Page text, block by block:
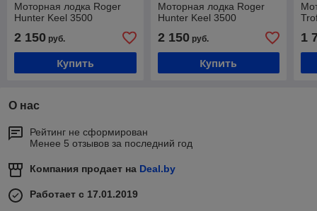
Моторная лодка Roger
Hunter Keel 3500
2 150 руб.
Купить
Моторная лодка Roger
Hunter Keel 3500
2 150руб.
Купить
1
О нас
Рейтинг не сформирован
Менее 5 отзывов за последний год
Компания продает на Deal.by
Работает с 17.01.2019